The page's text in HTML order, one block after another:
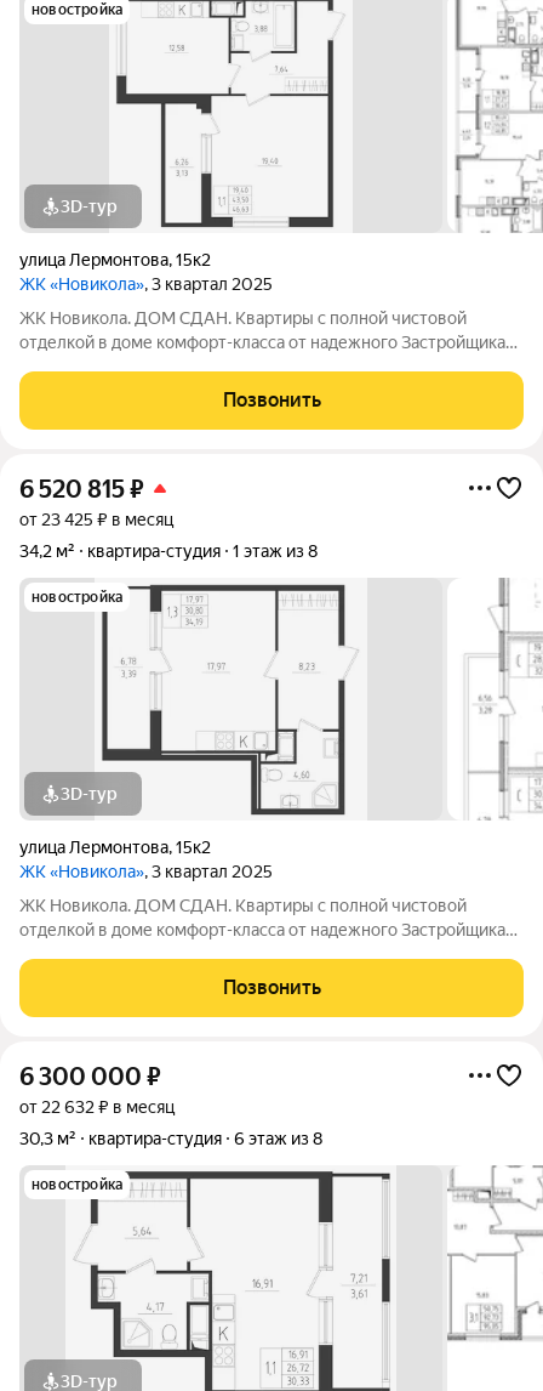
новостройка
3D-тур
улица Лермонтова,15к2
ЖК «Новикола», 3 квартал 2025
ЖК Новикола. ДОМ СДАН. Квартиры с полной чистовой
отделкой в доме комфорт-класса от надежного Застройщика
время вдали от шума и суеты улиц.
Позвонить
6 520 815₽
от 23 425 ₽ в месяц
34,2 м²
квартира-студия 1 этаж из 8
новостройка
3D-тур
улица Лермонтова,15к2
ЖК «Новикола», 3 квартал 2025
ЖК Новикола. ДОМ СДАН. Квартиры с полной чистовой
отделкой в доме комфорт-класса от надежного Застройщика
время вдали от шума и суеты улиц.
Позвонить
6 300 000 ₽
от 22 632 ₽ в месяц
30,3 м²
квартира-студия 6 этаж из 8
новостройка
3D-тур